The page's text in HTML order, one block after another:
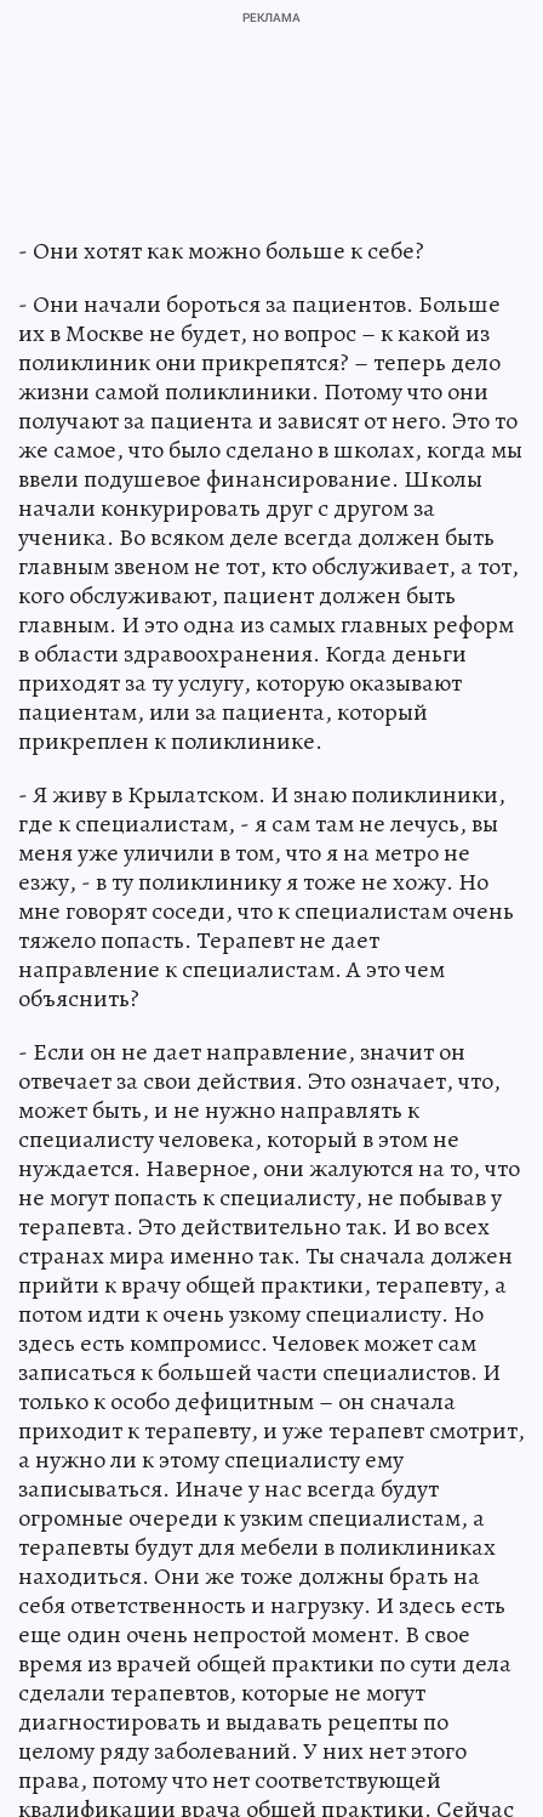
- Они хотят как можно больше к себе?
- Они начали бороться за пациентов. Больше
их в Москве не будет, но вопрос – к какой из
поликлиник они прикрепятся? – теперь дело
жизни самой поликлиники. Потому что они
получают за пациента и зависят от него. Это то
же самое, что было сделано в школах, когда мы
ввели подушевое финансирование. Школы
начали конкурировать друг с другом за
ученика. Во всяком деле всегда должен быть
главным звеном не тот, кто обслуживает, а тот,
кого обслуживают, пациент должен быть
главным. И это одна из самых главных реформ
в области здравоохранения. Когда деньги
приходят за ту услугу, которую оказывают
пациентам, или за пациента, который
прикреплен к поликлинике.
- Я живу в Крылатском. И знаю поликлиники,
где к специалистам, - я сам там не лечусь, вы
меня уже уличили в том, что я на метро не
езжу, - в ту поликлинику я тоже не хожу. Но
мне говорят соседи, что к специалистам очень
тяжело попасть. Терапевт не дает
направление к специалистам. А это чем
объяснить?
- Если он не дает направление, значит он
отвечает за свои действия. Это означает, что,
может быть, и не нужно направлять к
специалисту человека, который в этом не
нуждается. Наверное, они жалуются на то, что
не могут попасть к специалисту, не побывав у
терапевта. Это действительно так. И во всех
странах мира именно так. Ты сначала должен
прийти к врачу общей практики, терапевту, а
потом идти к очень узкому специалисту. Но
здесь есть компромисс. Человек может сам
записаться к большей части специалистов. И
только к особо дефицитным – он сначала
приходит к терапевту, и уже терапевт смотрит,
а нужно ли к этому специалисту ему
записываться. Иначе у нас всегда будут
огромные очереди к узким специалистам, а
терапевты будут для мебели в поликлиниках
находиться. Они же тоже должны брать на
себя ответственность и нагрузку. И здесь есть
еще один очень непростой момент. В свое
время из врачей общей практики по сути дела
сделали терапевтов, которые не могут
диагностировать и выдавать рецепты по
целому ряду заболеваний. У них нет этого
права, потому что нет соответствующей
квалификации врача общей практики. Сейчас